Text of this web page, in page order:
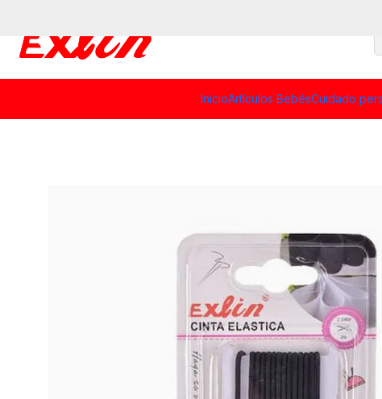
InicioArtículos BebésCuidado